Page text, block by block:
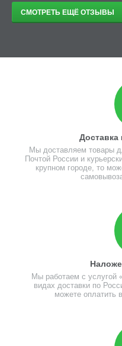
СМОТРЕТЬ ЕЩЁ ОТЗЫВЫ
Доставка
Мы доставляем товары
Почтой России и
крупном городе, то
Мы работаем с услугой
видах доставки по
можете оплатить